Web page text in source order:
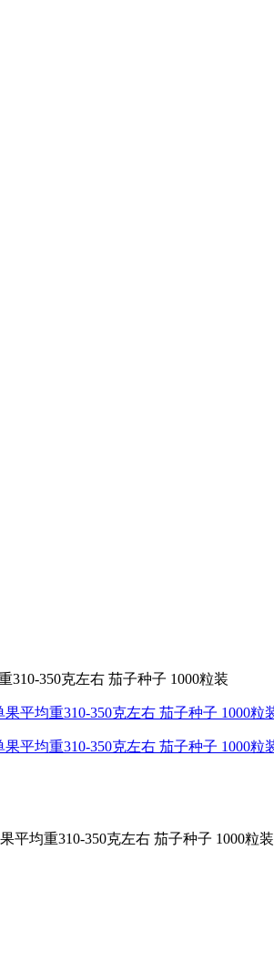
310-350克左右 茄子种子 1000粒装
平均重310-350克左右 茄子种子 1000粒装